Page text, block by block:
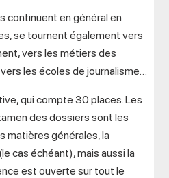
continuent en général en
se tournent également vers
vers les métiers des
les écoles de journalisme…
qui compte 30 places. Les
des dossiers sont les
matières générales, la
cas échéant), mais aussi la
est ouverte sur tout le